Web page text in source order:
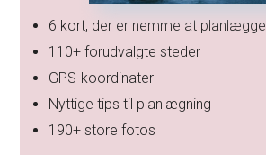
6 kort, der er nemme at planlægge
110+ forudvalgte steder
GPS-koordinater
Nyttige tips til planlægning
190+ store fotos